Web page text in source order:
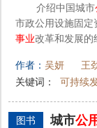
介绍中国城市
市政公用设施固定
事业改革和发展的
作者： 吴妍
王
关键词：
可持续
图书 城市公